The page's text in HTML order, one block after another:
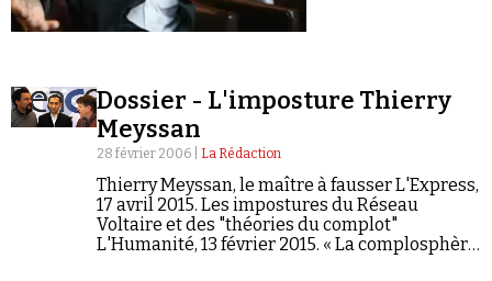
Demander à Vera
Dossier - L'imposture Thierry
Meyssan
28 février 2006 | La Rédaction
Thierry Meyssan, le maître à fausser L'Express,
17 avril 2015. Les impostures du Réseau
Voltaire et des "théories du complot"
L'Humanité, 13 février 2015. « La complosphère